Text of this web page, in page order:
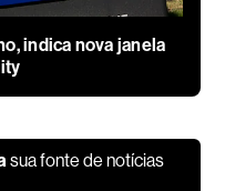
indica nova janela
sua fonte de notícias